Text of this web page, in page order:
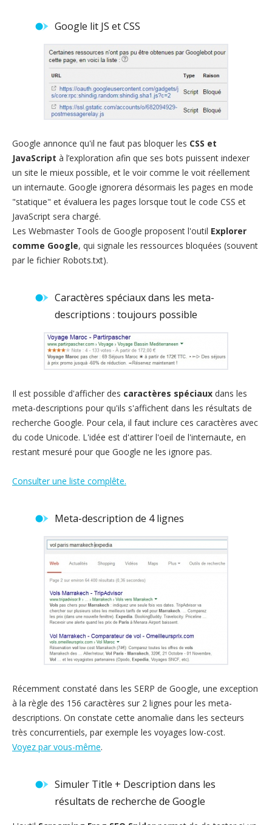
Google lit JS et CSS
Google annonce qu'il ne faut pas bloquer les CSS et
JavaScript à l’exploration afin que ses bots puissent indexer
un site le mieux possible, et le voir comme le voit réellement
un internaute. Google ignorera désormais les pages en mode
"statique" et évaluera les pages lorsque tout le code CSS et
JavaScript sera chargé.
Les Webmaster Tools de Google proposent l'outil Explorer
comme Google, qui signale les ressources bloquées (souvent
par le fichier Robots.txt).
Caractères spéciaux dans les meta-
descriptions : toujours possible
Il est possible d'afficher des caractères spéciaux dans les
meta-descriptions pour qu'ils s'affichent dans les résultats de
recherche Google. Pour cela, il faut inclure ces caractères avec
du code Unicode. L'idée est d'attirer l'oeil de l'internaute, en
restant mesuré pour que Google ne les ignore pas.
Consulter une liste complête.
Meta-description de 4 lignes
Récemment constaté dans les SERP de Google, une exception
à la règle des 156 caractères sur 2 lignes pour les meta-
descriptions. On constate cette anomalie dans les secteurs
très concurrentiels, par exemple les voyages low-cost.
Voyez par vous-même.
Simuler Title + Description dans les
résultats de recherche de Google